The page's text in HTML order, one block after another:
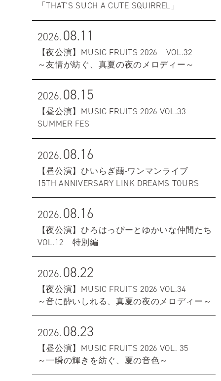
「THAT'S SUCH A CUTE SQUIRREL」
2026.08.11
【夜公演】MUSIC FRUITS 2026 VOL.32
～友情が紡ぐ、真夏の夜のメロディー～
2026.08.15
【昼公演】MUSIC FRUITS 2026 VOL.33
SUMMER FES
2026.08.16
【昼公演】ひいらぎ繭-ワンマンライブ
15TH ANNIVERSARY LINK DREAMS TOURS
2026.08.16
【夜公演】ひろはっぴーとゆかいな仲間たち
VOL.12 特別編
2026.08.22
【夜公演】MUSIC FRUITS 2026 VOL.34
～音に酔いしれる、真夏の夜のメロディー～
2026.08.23
【昼公演】MUSIC FRUITS 2026 VOL. 35
～一瞬の輝きを紡ぐ、夏の音色～